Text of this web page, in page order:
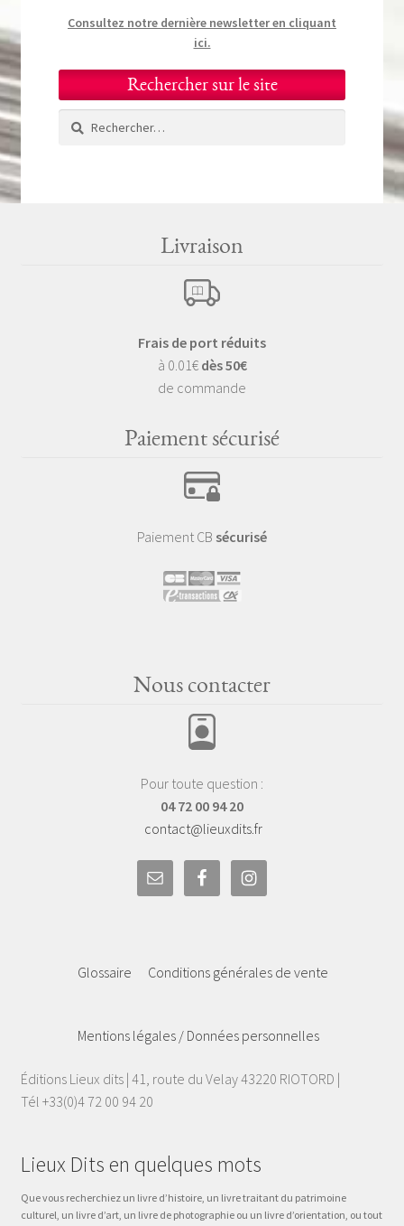
Consultez notre dernière newsletter en cliquant
ici.
Rechercher sur le site
Rechercher :
Livraison
Frais de port réduits
à 0.01€ dès 50€
de commande
Paiement sécurisé
Paiement CB sécurisé
Nous contacter
Pour toute question :
04 72 00 94 20
contact@lieuxdits.fr
Glossaire Conditions générales de vente
Mentions légales / Données personnelles
Éditions Lieux dits | 41, route du Velay 43220 RIOTORD |
Tél +33(0)4 72 00 94 20
Lieux Dits en quelques mots
Que vous recherchiez un livre d’histoire, un livre traitant du patrimoine
culturel, un livre d’art, un livre de photographie ou un livre d’orientation, ou tout